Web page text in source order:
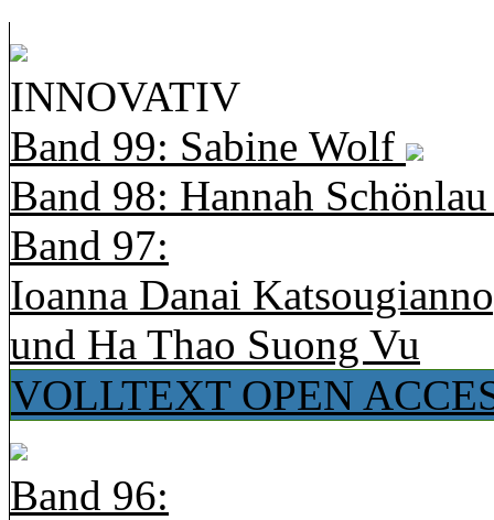
INNOVATIV
Band 99: Sabine Wolf
Band 98: Hannah
Band 97:
Ioanna Danai
und Ha Thao Suong Vu
VOLLTEXT OPEN
Band 96: